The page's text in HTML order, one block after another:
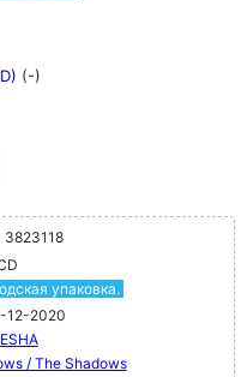
(-)
3823118
упаковка.
12-2020
/ The Shadows